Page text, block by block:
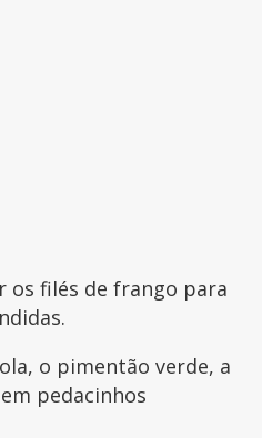
os filés de frango para
o pimentão verde, a
pedacinhos